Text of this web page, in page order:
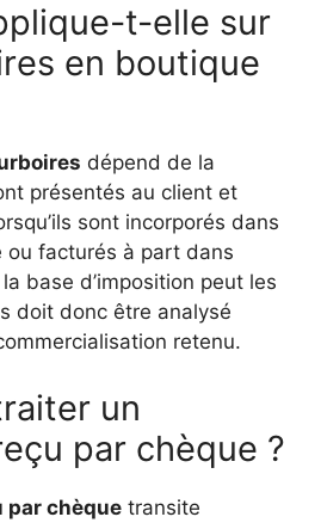
t-elle sur
en boutique
dépend de la
présentés au client et
sont incorporés dans
ou facturés à part dans
base d’imposition peut les
doit donc être analysé
retenu.
un
par chèque ?
par chèque transite